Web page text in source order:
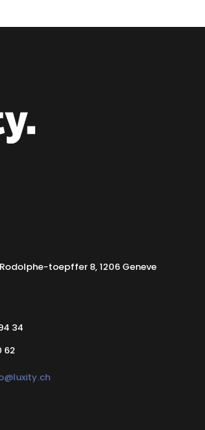
Rodolphe-toepffer 8, 1206 Geneve
34
62